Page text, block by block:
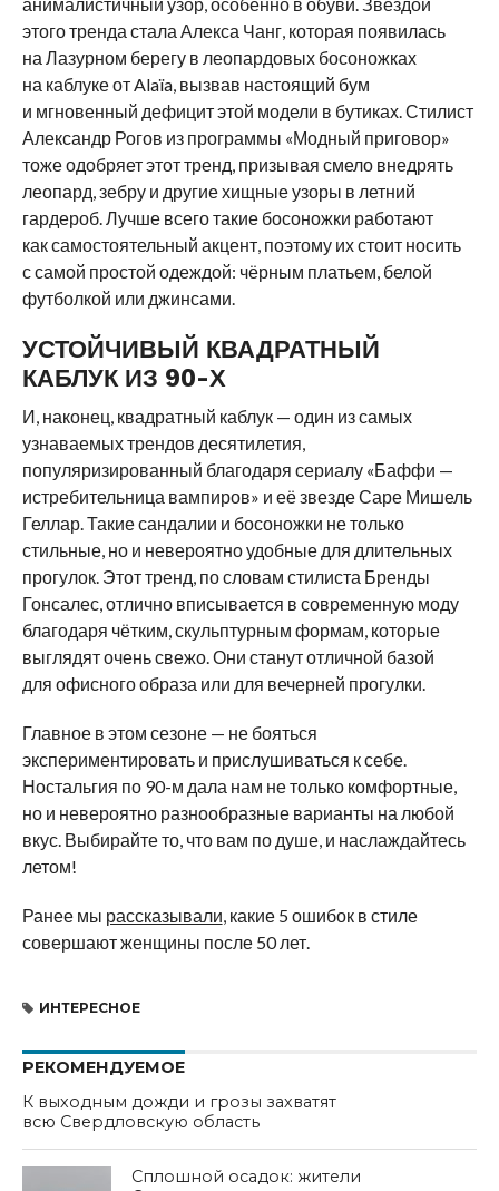
анималистичный узор, особенно в обуви. Звездой
этого тренда стала Алекса Чанг, которая появилась
на Лазурном берегу в леопардовых босоножках
на каблуке от Alaïa, вызвав настоящий бум
и мгновенный дефицит этой модели в бутиках. Стилист
Александр Рогов из программы «Модный приговор»
тоже одобряет этот тренд, призывая смело внедрять
леопард, зебру и другие хищные узоры в летний
гардероб. Лучше всего такие босоножки работают
как самостоятельный акцент, поэтому их стоит носить
с самой простой одеждой: чёрным платьем, белой
футболкой или джинсами.
УСТОЙЧИВЫЙ КВАДРАТНЫЙ
КАБЛУК ИЗ 90-Х
И, наконец, квадратный каблук — один из самых
узнаваемых трендов десятилетия,
популяризированный благодаря сериалу «Баффи —
истребительница вампиров» и её звезде Саре Мишель
Геллар. Такие сандалии и босоножки не только
стильные, но и невероятно удобные для длительных
прогулок. Этот тренд, по словам стилиста Бренды
Гонсалес, отлично вписывается в современную моду
благодаря чётким, скульптурным формам, которые
выглядят очень свежо. Они станут отличной базой
для офисного образа или для вечерней прогулки.
Главное в этом сезоне — не бояться
экспериментировать и прислушиваться к себе.
Ностальгия по 90-м дала нам не только комфортные,
но и невероятно разнообразные варианты на любой
вкус. Выбирайте то, что вам по душе, и наслаждайтесь
летом!
Ранее мы рассказывали, какие 5 ошибок в стиле
совершают женщины после 50 лет.
ИНТЕРЕСНОЕ
РЕКОМЕНДУЕМОЕ
К выходным дожди и грозы захватят
всю Свердловскую область
Сплошной осадок: жители